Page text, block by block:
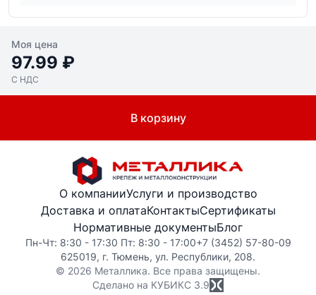
Моя цена
97.99 ₽
С НДС
В корзину
О компанииУслуги и производство
Доставка и оплатаКонтактыСертификаты
Нормативные документыБлог
Пн-Чт: 8:30 - 17:30 Пт: 8:30 - 17:00+7 (3452) 57-80-09
625019, г. Тюмень, ул. Республики, 208.
© 2026 Металлика. Все права защищены.
Сделано на КУБИКС 3.9